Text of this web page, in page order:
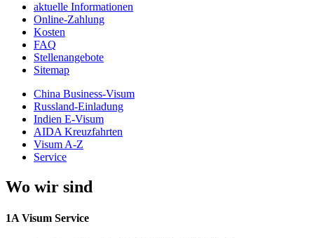
aktuelle Informationen
Online-Zahlung
Kosten
FAQ
Stellenangebote
Sitemap
China Business-Visum
Russland-Einladung
Indien E-Visum
AIDA Kreuzfahrten
Visum A-Z
Service
Wo wir sind
1A Visum Service